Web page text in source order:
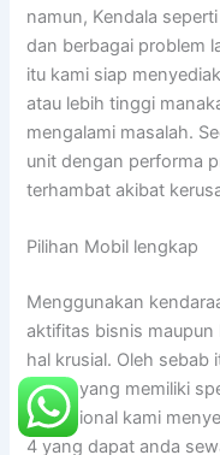
namun, Kendala
dan berbagai problem
itu kami siap
atau lebih tinggi
mengalami masalah.
unit dengan performa
terhambat akibat
Pilihan Mobil lengkap
Menggunakan
aktifitas bisnis
hal krusial. Oleh
bisnis yang memiliki
profesional kami
4 yang dapat anda